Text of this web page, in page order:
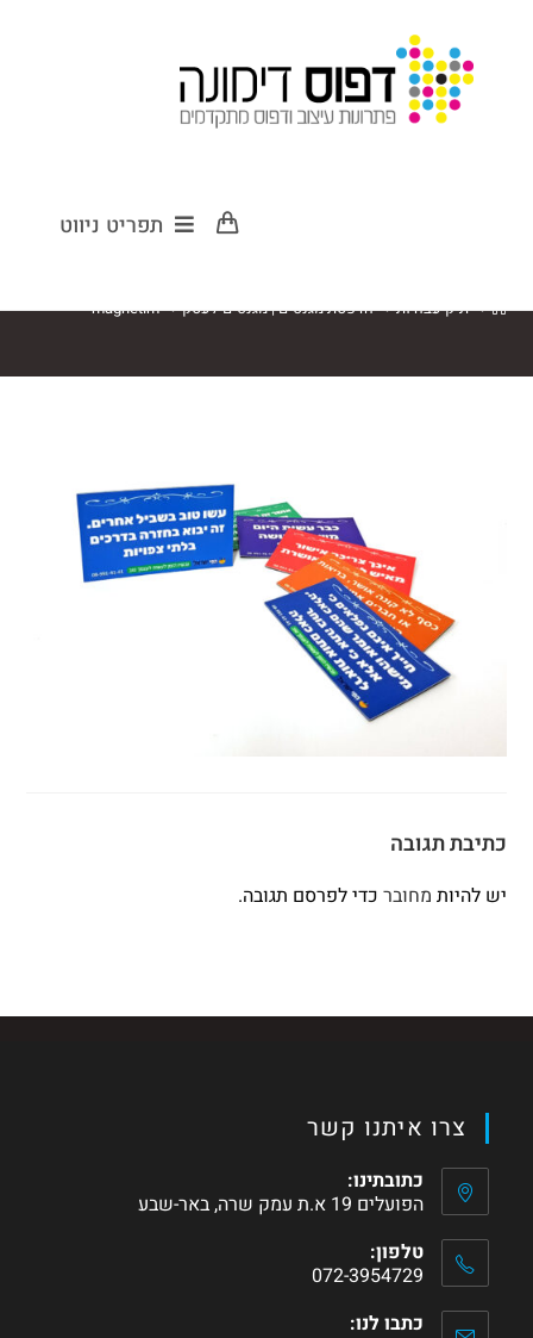
תפריט ניווט
> תיק עבודות > הדפסת מגנטים | מגנטים לעסק >
magnetim
כתיבת תגובה
יש להיות מחובר כדי לפרסם תגובה.
צרו איתנו קשר
כתובתינו:
הפועלים 19 א.ת עמק שרה, באר-שבע
טלפון:
072-3954729
כתבו לנו: